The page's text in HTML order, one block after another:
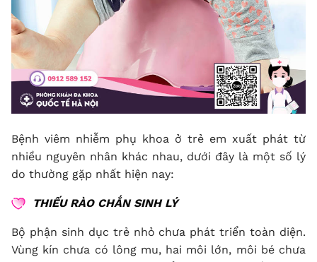
Bệnh viêm nhiễm phụ khoa ở trẻ em xuất phát từ
nhiều nguyên nhân khác nhau, dưới đây là một số lý
do thường gặp nhất hiện nay:
THIẾU RÀO CHẮN SINH LÝ
Bộ phận sinh dục trẻ nhỏ chưa phát triển toàn diện.
Vùng kín chưa có lông mu, hai môi lớn, môi bé chưa